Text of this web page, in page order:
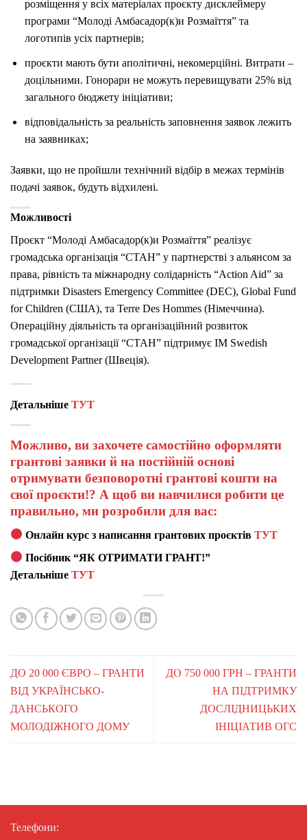
розміщення у всіх матеріалах проєкту дисклеймеру
програми “Молоді Амбасадор(к)и Розмаїття” та
логотипів усіх партнерів;
проєкти мають бути аполітичні, некомерційні. Витрати –
доцільними. Гонорари не можуть перевищувати 25% від
загального бюджету ініціативи;
відповідальність за реальність заповнення заявок лежить
на заявниках;
Заявки, що не пройшли технічний відбір в межах термінів
подачі заявок, будуть відхилені.
Можливості
Проєкт “Молоді Амбасадор(к)и Розмаїття” реалізує
громадська організація “СТАН” у партнерстві з альянсом за
права, рівність та міжнародну солідарність “Action Aid” за
підтримки Disasters Emergency Committee (DEC), Global Fund
for Children (США), та Terre Des Hommes (Німеччина).
Операційну діяльність та організаційний розвиток
громадської організації “СТАН” підтримує IM Swedish
Development Partner (Швеція).
Детальніше ТУТ
Можливо, ви захочете самостійно оформляти
грантові заявки й на постійній основі
отримувати безповоротні грантові кошти на
свої проєкти!? А щоб ви навчилися робити це
правильно, ми розробили для вас:
Онлайн курс з написання грантових проєктівТУТ
Посібник “ЯК ОТРИМАТИ ГРАНТ!”
Детальніше ТУТ
ДО 20 000 ЄВРО – ГРАНТИ
ВІД УКРАЇНСЬКО-
ДАНСЬКОГО
МОЛОДІЖНОГО ДОМУ
ДО 750 000 ГРН – ГРАНТИ
НА ПІДТРИМКУ
ДОСЛІДНИЦЬКИХ
ІНІЦІАТИВ ОГС
Телефони: